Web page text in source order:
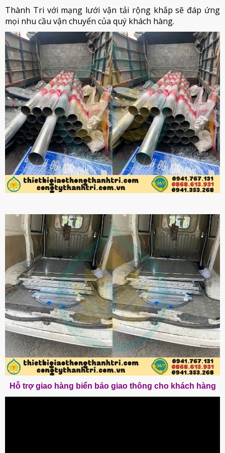
Thành Tri với mạng lưới vận tải rộng khắp sẽ đáp ứng
mọi nhu cầu vận chuyển của quý khách hàng.
Hỗ trợ giao hàng biển báo giao thông cho khách hàng